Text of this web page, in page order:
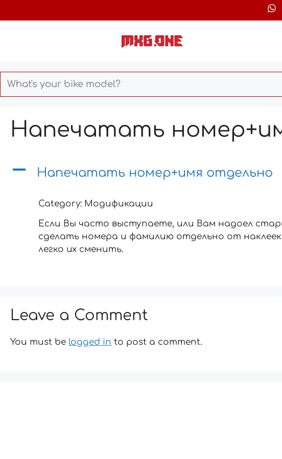
to
Напечатать
A Напечатать номер+имя отдельно
Category: Модификации
Если Вы часто выступаете, или Вам надоел
сделать номера и фамилию отдельно от
легко их сменить.
Leave a Comment
You must be logged in to post a comment.